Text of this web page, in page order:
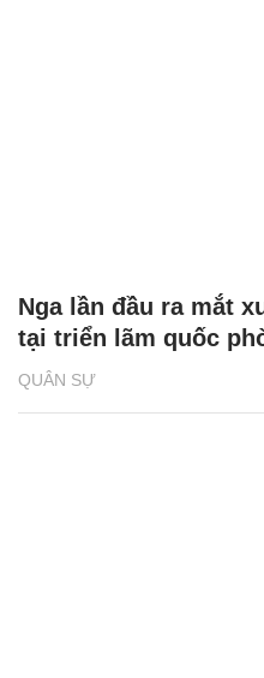
QUÂN SỰ
Nga lần đầu ra mắt
tại triển lãm quốc